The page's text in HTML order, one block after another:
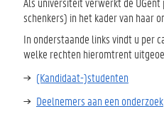
schenkers) in het kader van haar
In onderstaande links vindt u per
welke rechten hieromtrent
(Kandidaat-)studenten
Deelnemers aan een onderzoek